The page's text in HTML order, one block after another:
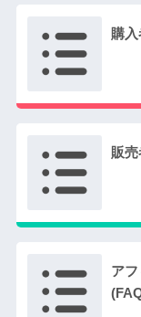
購
販
ア